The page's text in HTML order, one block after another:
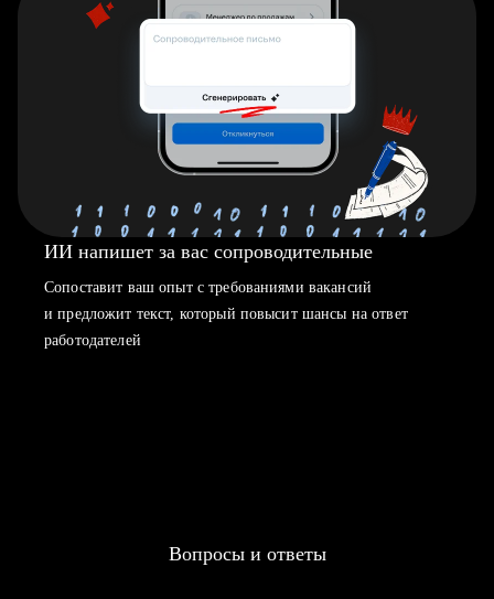
ИИ напишет за вас сопроводительные
Сопоставит ваш опыт с требованиями вакансий
и предложит текст, который повысит шансы на ответ
работодателей
Вопросы и ответы